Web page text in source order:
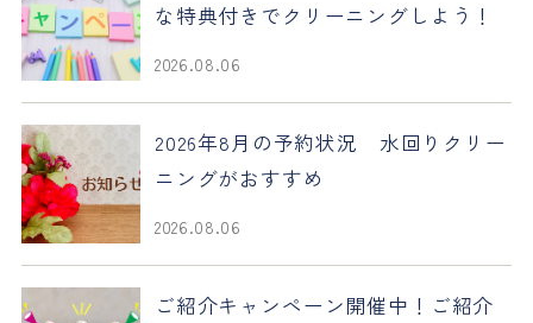
な特典付きでクリーニングしよう！
2026.08.06
2026年8月の予約状況 水回りクリー
ニングがおすすめ
2026.08.06
ご紹介キャンペーン開催中！ご紹介